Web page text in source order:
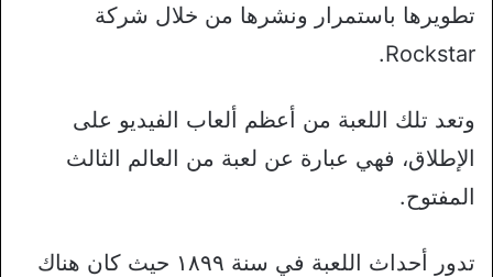
تطويرها باستمرار ونشرها من خلال شركة
Rockstar.
وتعد تلك اللعبة من أعظم ألعاب الفيديو على
الإطلاق، فهي عبارة عن لعبة من العالم الثالث
المفتوح.
تدور أحداث اللعبة في سنة ١٨٩٩ حيث كان هناك